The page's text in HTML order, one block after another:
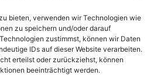
bieten, verwenden wir Technologien wie
zu speichern und/oder darauf
zustimmst, können wir Daten
IDs auf dieser Website verarbeiten.
erteilst oder zurückziehst, können
beeinträchtigt werden.